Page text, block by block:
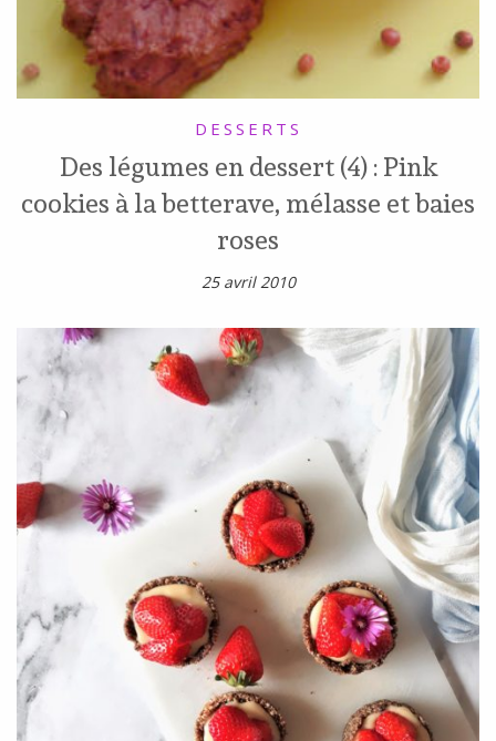
DESSERTS
Des légumes en dessert (4) : Pink
cookies à la betterave, mélasse et baies
roses
25 avril 2010